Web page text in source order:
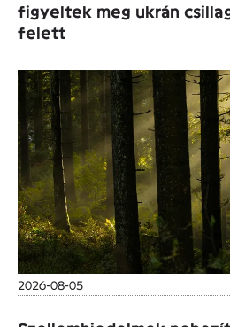
figyeltek meg ukrán
felett
2026-08-05